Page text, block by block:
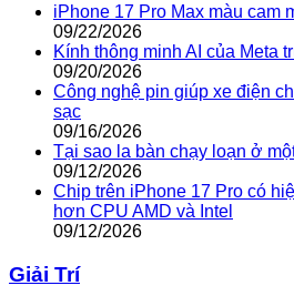
iPhone 17 Pro Max màu cam
09/22/2026
Kính thông minh AI của Meta
09/20/2026
Công nghệ pin giúp xe điện
sạc
09/16/2026
Tại sao la bàn chạy loạn ở
09/12/2026
Chip trên iPhone 17 Pro có
hơn CPU AMD và Intel
09/12/2026
Giải Trí